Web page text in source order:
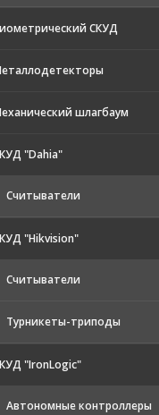
СКУД
шлагбаум
"Dahia"
Считыватели
"Hikvision"
Считыватели
Турникеты-триподы
"IronLogic"
Автономные контроллеры